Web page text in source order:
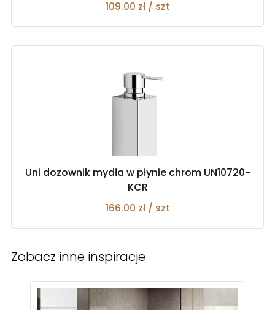
109.00 zł / szt
Uni dozownik mydła w płynie chrom UN10720-
KCR
166.00 zł / szt
Zobacz inne inspiracje